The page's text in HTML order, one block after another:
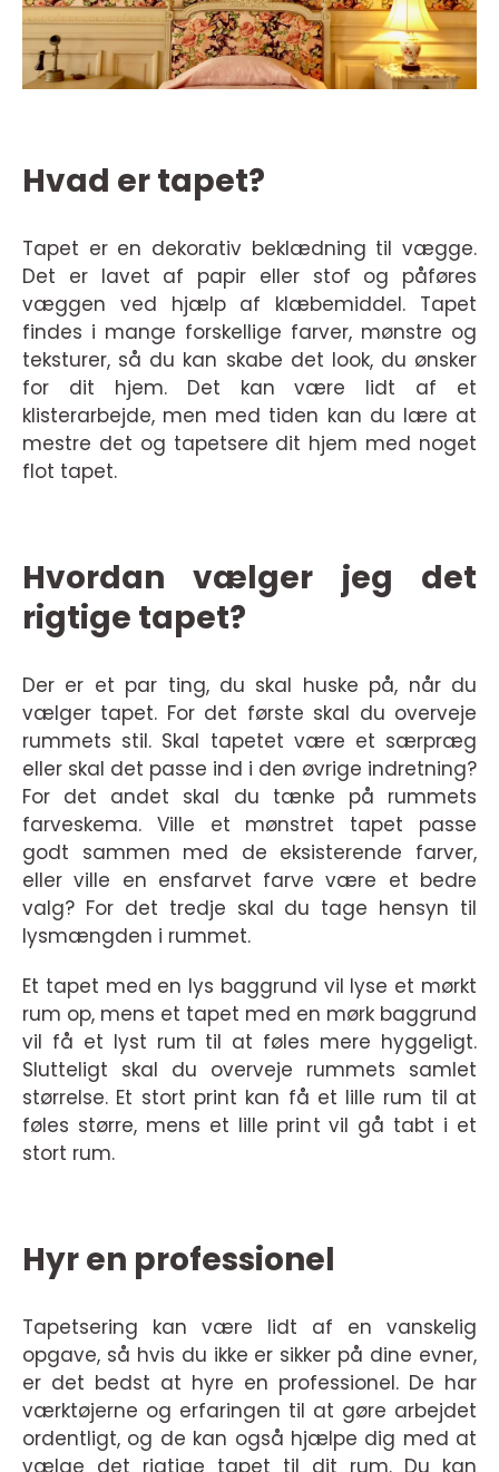
Hvad er tapet?
Tapet er en dekorativ beklædning til vægge.
Det er lavet af papir eller stof og påføres
væggen ved hjælp af klæbemiddel. Tapet
findes i mange forskellige farver, mønstre og
teksturer, så du kan skabe det look, du ønsker
for dit hjem. Det kan være lidt af et
klisterarbejde, men med tiden kan du lære at
mestre det og tapetsere dit hjem med noget
flot tapet.
Hvordan vælger jeg det
rigtige tapet?
Der er et par ting, du skal huske på, når du
vælger tapet. For det første skal du overveje
rummets stil. Skal tapetet være et særpræg
eller skal det passe ind i den øvrige indretning?
For det andet skal du tænke på rummets
farveskema. Ville et mønstret tapet passe
godt sammen med de eksisterende farver,
eller ville en ensfarvet farve være et bedre
valg? For det tredje skal du tage hensyn til
lysmængden i rummet.
Et tapet med en lys baggrund vil lyse et mørkt
rum op, mens et tapet med en mørk baggrund
vil få et lyst rum til at føles mere hyggeligt.
Slutteligt skal du overveje rummets samlet
størrelse. Et stort print kan få et lille rum til at
føles større, mens et lille print vil gå tabt i et
stort rum.
Hyr en professionel
Tapetsering kan være lidt af en vanskelig
opgave, så hvis du ikke er sikker på dine evner,
er det bedst at hyre en professionel. De har
værktøjerne og erfaringen til at gøre arbejdet
ordentligt, og de kan også hjælpe dig med at
vælge det rigtige tapet til dit rum. Du kan